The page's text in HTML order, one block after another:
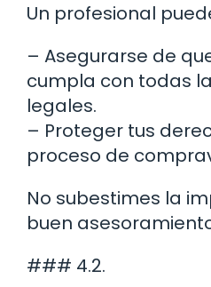
Un profesional
– Asegurarse de
cumpla con todas
legales.
– Proteger tus
proceso de
No subestimes la
buen
### 4.2.